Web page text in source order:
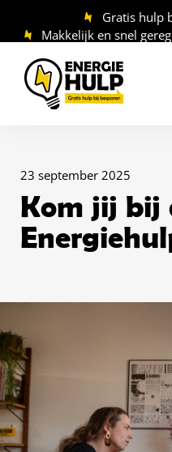
naar
de
inhoud
Gratis hulp
Makkelijk en snel
23 september 2025
Kom jij bij